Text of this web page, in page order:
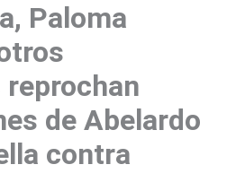
Paloma
de Abelardo
contra